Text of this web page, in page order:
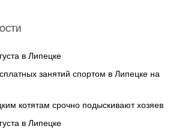
в Липецке
занятий спортом в Липецке на
котятам срочно подыскивают хозяев
в Липецке